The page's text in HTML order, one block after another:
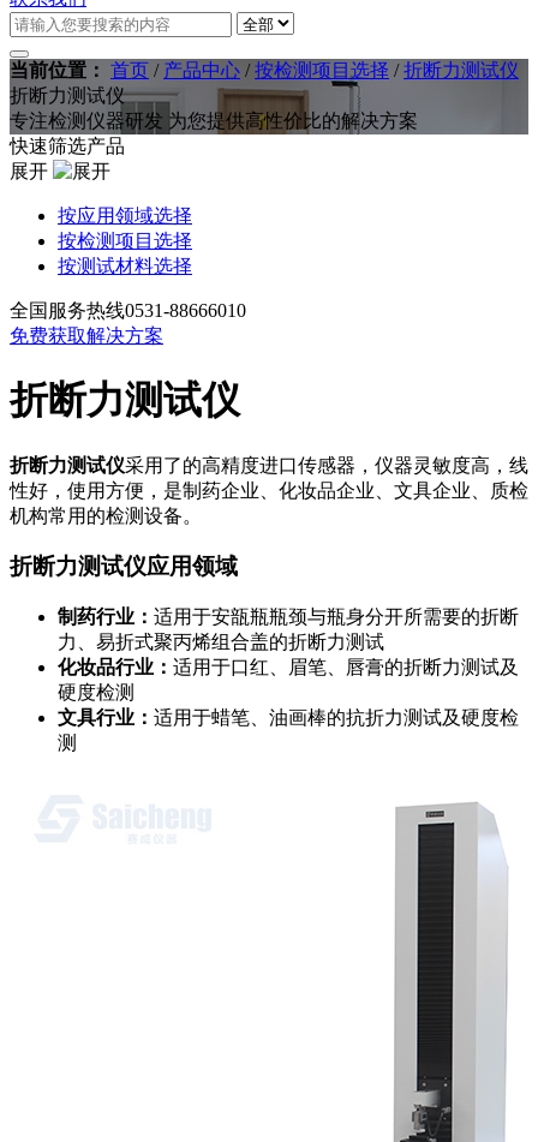
当前位置： 首页 / 产品中心 / 按检测项目选择 / 折断力测试仪
折断力测试仪
专注检测仪器研发 为您提供高性价比的解决方案
快速筛选产品
展开
按应用领域选择
按检测项目选择
按测试材料选择
全国服务热线0531-88666010
免费获取解决方案
折断力测试仪
折断力测试仪采用了的高精度进口传感器，仪器灵敏度高，线
性好，使用方便，是制药企业、化妆品企业、文具企业、质检
机构常用的检测设备。
折断力测试仪应用领域
制药行业： 适用于安瓿瓶瓶颈与瓶身分开所需要的折断
力、易折式聚丙烯组合盖的折断力测试
化妆品行业： 适用于口红、眉笔、唇膏的折断力测试及
硬度检测
文具行业： 适用于蜡笔、油画棒的抗折力测试及硬度检
测